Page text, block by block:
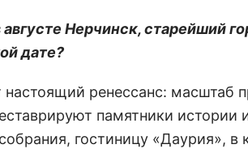
Нерчинск, старейший
дате?
ренессанс: масштаб
памятники истории
гостиницу «Даурия»,